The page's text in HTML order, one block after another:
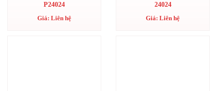
P24024
Giá: Liên hệ
24024
Giá: Liên hệ